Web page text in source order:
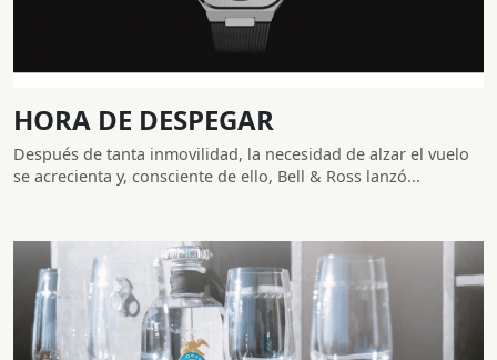
HORA DE DESPEGAR
Después de tanta inmovilidad, la necesidad de alzar el vuelo
se acrecienta y, consciente de ello, Bell & Ross lanzó...